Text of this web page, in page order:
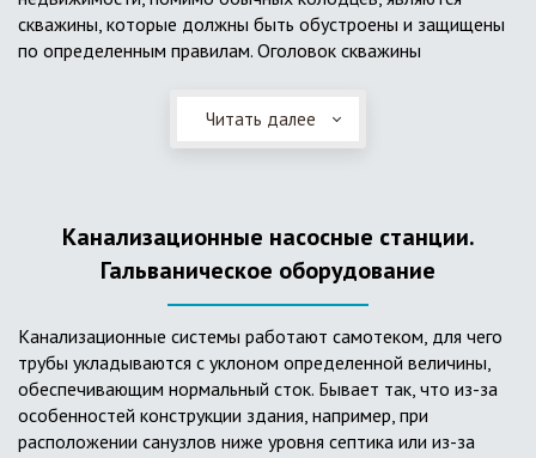
скважины, которые должны быть обустроены и защищены
по определенным правилам. Оголовок скважины
и автоматикой. Все это оборудование способно
подвергаться загрязнению атмосферными и
его работу в нормальном режиме. Лучшим способом
защиты оборудования является устройство герметичной
камеры или кессона, который не только защищает оголовок
скважины от негативных воздействий, но и обеспечивает
удобные условия для обслуживания в любой период года.
Кессон может быть выполнен из обычных железобетонных
колец, но только при отсутствии высокого уровня
подземных вод, так как в этом случае затруднительно
обеспечить требуемую герметичность. Если имеется
Читать далее
Канализационные насосные станции.
Гальваническое оборудование
Канализационные системы работают самотеком, для чего
трубы укладываются с уклоном определенной величины,
обеспечивающим нормальный сток. Бывает так, что из-за
особенностей конструкции здания, например, при
расположении санузлов ниже уровня септика или из-за